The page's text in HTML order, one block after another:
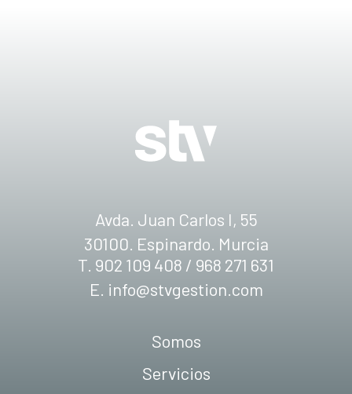
Avda. Juan Carlos I, 55
30100. Espinardo. Murcia
T. 902 109 408 / 968 271 631
E. info@stvgestion.com
Somos
Servicios